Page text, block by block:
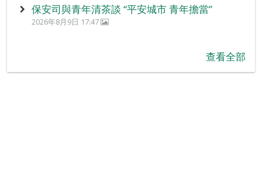
保安司與青年清茶談 “平安城市 青年擔當”
2026年8月9日 17:47
查看全部